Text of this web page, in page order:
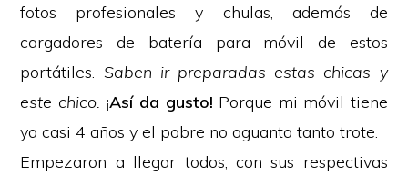
fotos profesionales y chulas, además de
cargadores de batería para móvil de estos
portátiles. Saben ir preparadas estas chicas y
este chico. ¡Así da gusto! Porque mi móvil tiene
ya casi 4 años y el pobre no aguanta tanto trote.
Empezaron a llegar todos, con sus respectivas